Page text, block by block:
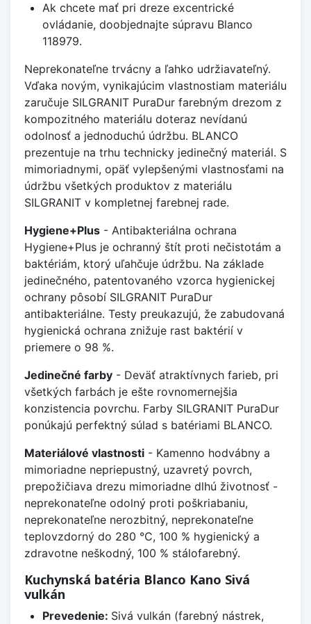
Ak chcete mať pri dreze excentrické
ovládanie, doobjednajte súpravu Blanco
118979.
Neprekonateľne trvácny a ľahko udržiavateľný.
Vďaka novým, vynikajúcim vlastnostiam materiálu
zaručuje SILGRANIT PuraDur farebným drezom z
kompozitného materiálu doteraz nevídanú
odolnosť a jednoduchú údržbu. BLANCO
prezentuje na trhu technicky jedinečný materiál. S
mimoriadnymi, opäť vylepšenými vlastnosťami na
údržbu všetkých produktov z materiálu
SILGRANIT v kompletnej farebnej rade.
Hygiene+Plus - Antibakteriálna ochrana
Hygiene+Plus je ochranný štít proti nečistotám a
baktériám, ktorý uľahčuje údržbu. Na základe
jedinečného, patentovaného vzorca hygienickej
ochrany pôsobí SILGRANIT PuraDur
antibakteriálne. Testy preukazujú, že zabudovaná
hygienická ochrana znižuje rast baktérií v
priemere o 98 %.
Jedinečné farby - Deväť atraktívnych farieb, pri
všetkých farbách je ešte rovnomernejšia
konzistencia povrchu. Farby SILGRANIT PuraDur
ponúkajú perfektný súlad s batériami BLANCO.
Materiálové vlastnosti - Kamenno hodvábny a
mimoriadne nepriepustný, uzavretý povrch,
prepožičiava drezu mimoriadne dlhú životnosť -
neprekonateľne odolný proti poškriabaniu,
neprekonateľne nerozbitný, neprekonateľne
teplovzdorný do 280 °C, 100 % hygienický a
zdravotne neškodný, 100 % stálofarebný.
Kuchynská batéria Blanco Kano Sivá
vulkán
Prevedenie: Sivá vulkán (farebný nástrek,